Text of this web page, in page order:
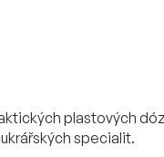
plastových
specialit.